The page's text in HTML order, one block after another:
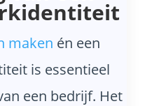
maken én een
is essentieel
een bedrijf. Het